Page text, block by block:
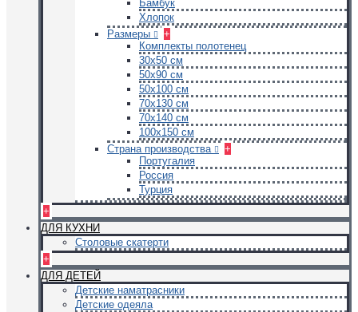
Бамбук
Хлопок
Размеры
+
Комплекты полотенец
30х50 см
50х90 см
50х100 см
70х130 см
70х140 см
100х150 см
Страна производства
+
Португалия
Россия
Турция
+
ДЛЯ КУХНИ
Столовые скатерти
+
ДЛЯ ДЕТЕЙ
Детские наматрасники
Детские одеяла